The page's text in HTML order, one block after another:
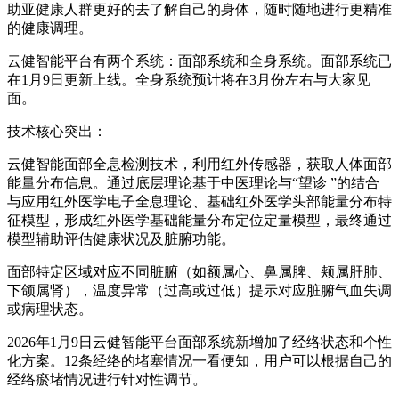
助亚健康人群更好的去了解自己的身体，随时随地进行更精准
的健康调理。
云健智能平台有两个系统：面部系统和全身系统。面部系统已
在1月9日更新上线。全身系统预计将在3月份左右与大家见
面。
技术核心突出：
云健智能面部全息检测技术，利用红外传感器，获取人体面部
能量分布信息。通过底层理论基于中医理论与“望诊 ”的结合
与应用红外医学电子全息理论、基础红外医学头部能量分布特
征模型，形成红外医学基础能量分布定位定量模型，最终通过
模型辅助评估健康状况及脏腑功能。
面部特定区域对应不同脏腑（如额属心、鼻属脾、颊属肝肺、
下颌属肾），温度异常（过高或过低）提示对应脏腑气血失调
或病理状态。
2026年1月9日云健智能平台面部系统新增加了经络状态和个性
化方案。12条经络的堵塞情况一看便知，用户可以根据自己的
经络瘀堵情况进行针对性调节。